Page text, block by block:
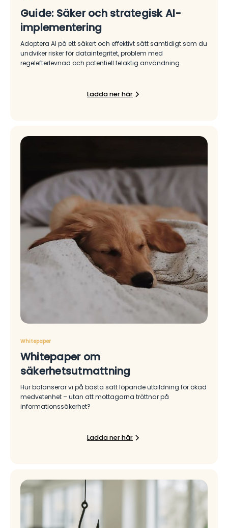
Guide: Säker och strategisk AI-
implementering
Adoptera AI på ett säkert och effektivt sätt samtidigt som du
undviker risker för dataintegritet, problem med
regelefterlevnad och potentiell felaktig användning.
Ladda ner här
Whitepaper
Whitepaper om
säkerhetsutmattning
Hur balanserar vi på bästa sätt löpande utbildning för ökad
medvetenhet – utan att mottagarna tröttnar på
informationssäkerhet?
Ladda ner här